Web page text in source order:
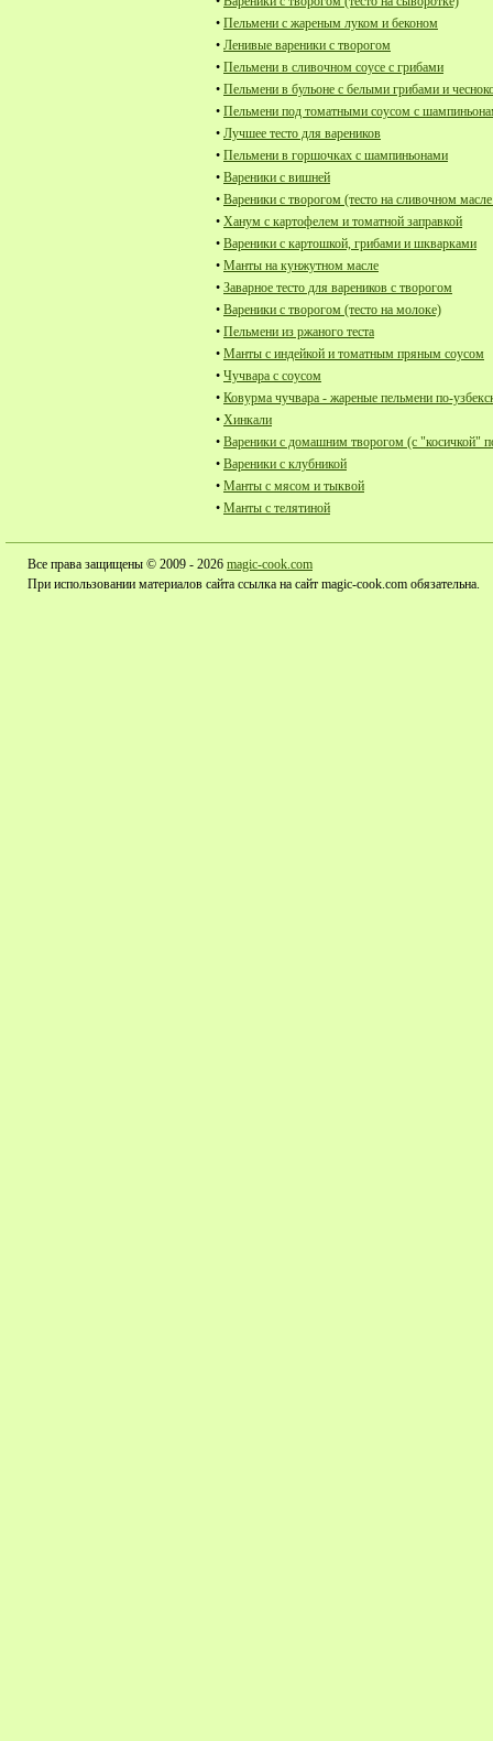
• Пельмени с жареным луком и беконом
• Ленивые вареники с творогом
• Пельмени в сливочном соусе с грибами
• Пельмени в бульоне с белыми грибами и
• Пельмени под томатными соусом с
• Лучшее тесто для вареников
• Пельмени в горшочках с шампиньонами
• Вареники с вишней
• Вареники с творогом (тесто на сливочном
• Ханум с картофелем и томатной заправкой
• Вареники с картошкой, грибами и шкварками
• Манты на кунжутном масле
• Заварное тесто для вареников с творогом
• Вареники с творогом (тесто на молоке)
• Пельмени из ржаного теста
• Манты с индейкой и томатным пряным соусом
• Чучвара с соусом
• Ковурма чучвара - жареные пельмени по-
• Хинкали
• Вареники с домашним творогом (с "косичкой"
• Вареники с клубникой
• Манты с мясом и тыквой
• Манты с телятиной
Все права защищены © 2009 - 2026 magic-cook.com
При использовании материалов сайта ссылка на сайт magic-cook.com обязательна.